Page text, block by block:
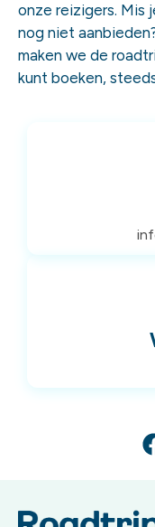
onze reizigers. Mis
nog niet
maken we de
kunt boeken,